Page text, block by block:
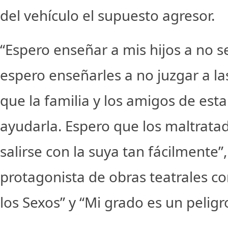
del vehículo el supuesto agresor.
“Espero enseñar a mis hijos a no
espero enseñarles a no juzgar a
que la familia y los amigos de
ayudarla. Espero que los
salirse con la suya tan
protagonista de obras teatrales
los Sexos” y “Mi grado es un